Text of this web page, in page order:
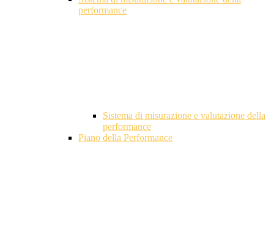
performance
Sistema di misurazione e valutazione della
performance
Piano della Performance